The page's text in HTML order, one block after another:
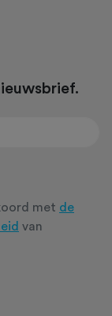
met de
van